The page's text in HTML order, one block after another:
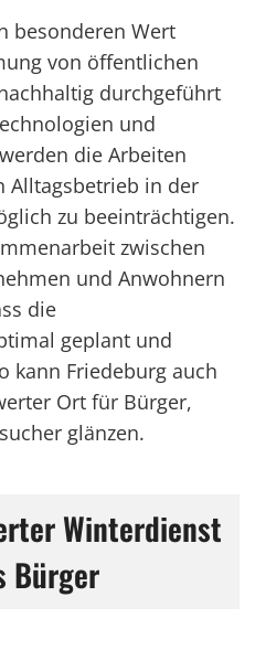
besonderen Wert
von öffentlichen
durchgeführt
und
die Arbeiten
Alltagsbetrieb in der
zu beeinträchtigen.
zwischen
und Anwohnern
die
geplant und
kann Friedeburg auch
Ort für Bürger,
glänzen.
Winterdienst
Bürger